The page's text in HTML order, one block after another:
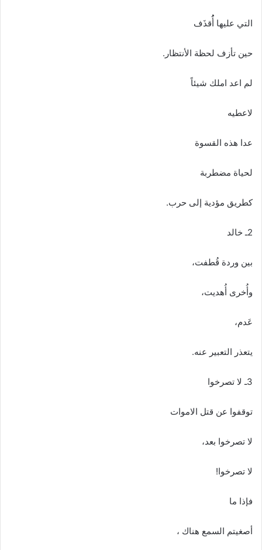
التي‭ ‬عليها‭ ‬أُُقذَف
حين‭ ‬تأزف‭ ‬لحظة‭ ‬الأنتظار‭.‬
لم‭ ‬اعد‭ ‬املك‭ ‬شيئاً
لاعطيه
عدا‭ ‬هذه‭ ‬القسوة
لحياة‭ ‬مضطربة
كطريق‭ ‬مؤدية‭ ‬إلى‭ ‬حرب‭.‬
2ـ‭ ‬خالد
بين‭ ‬وردة‭ ‬قُطفت،
وأُخرى‭ ‬أُهديت،
عَدم،
يتعذر‭ ‬التعبير‭ ‬عنه‭.‬
3ـ‭ ‬لا‭ ‬تصرخوا‭ ‬
توقفوا‭ ‬عن‭ ‬قتل‭ ‬الاموات
لا‭ ‬تصرخوا‭ ‬بعد،
لا‭ ‬تصرخوا‭!‬
فإذا‭ ‬ما‭ ‬
أصغيتم‭ ‬السمع‭ ‬هناك‭ ‬،